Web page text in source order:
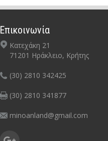
Επικοινωνία
Κατεχάκη 21
71201 Ηράκλειο, Κρήτης
(30) 2810 342425
(30) 2810 341877
minoanland@gmail.com